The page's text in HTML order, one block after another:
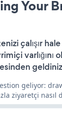
Your
çalışır
varlığını
geliyor:
ziyaretçi nasıl